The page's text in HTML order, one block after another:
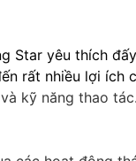
Star yêu thích
rất nhiều lợi ích
kỹ năng thao